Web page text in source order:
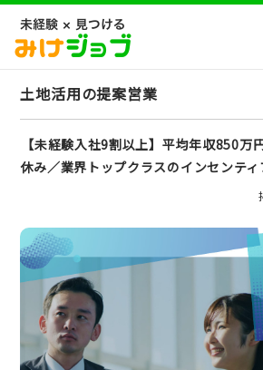
土地活用の提案営業
【未経験入社9割以上】平均年収850万
休み／業界トップクラスのインセンティ